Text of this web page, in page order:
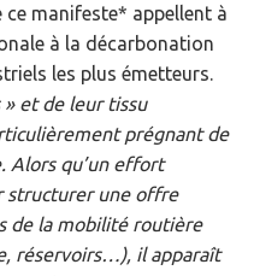
ce manifeste* appellent à
à la décarbonation
les plus émetteurs.
» et de leur tissu
prégnant de
Alors qu’un effort
structurer une offre
de la mobilité routière
réservoirs…), il apparaît